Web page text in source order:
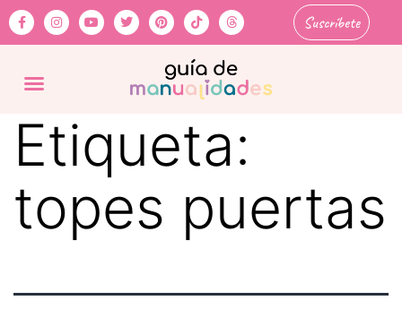
Suscríbete
Etiqueta:
topes puertas